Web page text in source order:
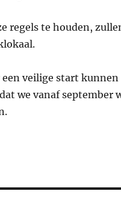
regels te houden,
veilige start
we vanaf september